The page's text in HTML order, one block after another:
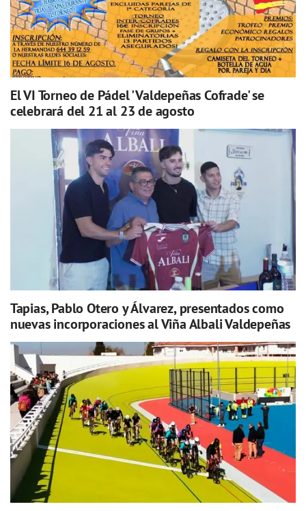
El VI Torneo de Pádel 'Valdepeñas Cofrade' se
celebrará del 21 al 23 de agosto
Tapias, Pablo Otero y Álvarez, presentados como
nuevas incorporaciones al Viña Albali Valdepeñas